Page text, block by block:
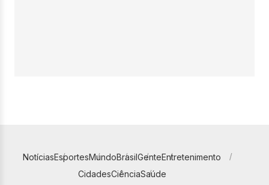
NotíciasEsportesMundoBrasilGenteEntretenimento
CidadesCiênciaSaúde